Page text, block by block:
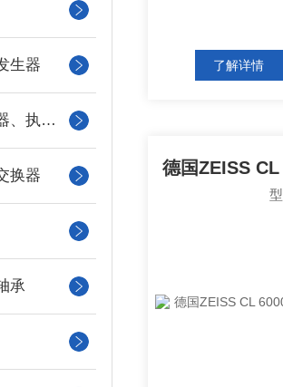
生器
编码器、控制器、执行器
换器
承
了解详情